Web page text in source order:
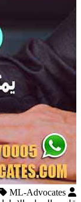
ML-Advocates